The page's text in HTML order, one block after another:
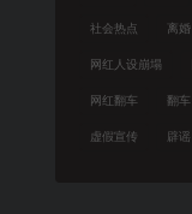
社会热点 离婚
网红人设崩塌
网红翻车 翻车
虚假宣传 辟谣